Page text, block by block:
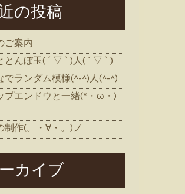
の投稿
ご案内
とんぼ玉( ´ ▽ ` )人( ´ ▽ ` )
でランダム模様(^-^)人(^-^)
プエンドウと一緒(*・ω・)
制作(。・∀・。)ノ
カイブ